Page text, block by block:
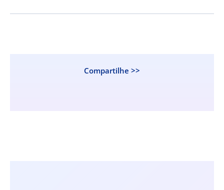
Compartilhe >>